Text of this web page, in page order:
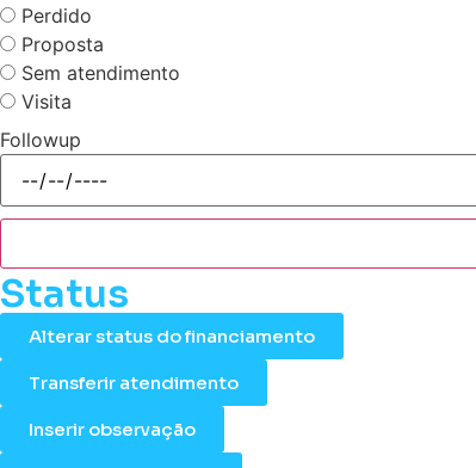
Perdido
Proposta
Sem atendimento
Visita
Followup
Status
Alterar status do financiamento
Transferir atendimento
Inserir observação